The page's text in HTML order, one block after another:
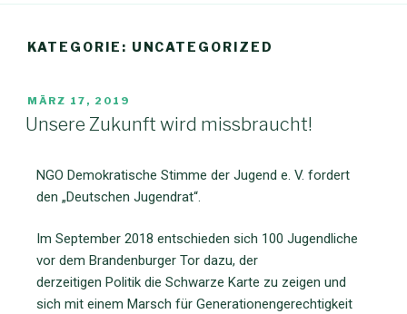
KATEGORIE: UNCATEGORIZED
MÄRZ 17, 2019
Unsere Zukunft wird missbraucht!
NGO Demokratische Stimme der Jugend e. V. fordert
den „Deutschen Jugendrat“.
Im September 2018 entschieden sich 100 Jugendliche
vor dem Brandenburger Tor dazu, der
derzeitigen Politik die Schwarze Karte zu zeigen und
sich mit einem Marsch für Generationengerechtigkeit